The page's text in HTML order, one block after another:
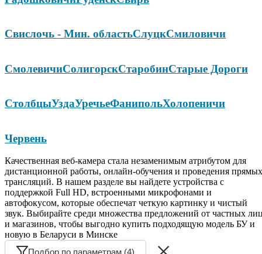
Свислочь - Мин. областьСлуцкСмиловичи
СмолевичиСолигорскСтаробинСтарые Дороги
СтолбцыУздаУречьеФанипольХолопеничи
Червень
Качественная веб-камера стала незаменимым атрибутом для
дистанционной работы, онлайн-обучения и проведения прямых
трансляций. В нашем разделе вы найдете устройства с
поддержкой Full HD, встроенными микрофонами и
автофокусом, которые обеспечат четкую картинку и чистый
звук. Выбирайте среди множества предложений от частных
и магазинов, чтобы выгодно купить подходящую модель БУ и
новую в Беларуси в Минске
Подбор по параметрам (4)